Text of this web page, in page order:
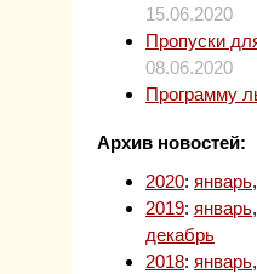
15.06.2020
Пропуски
08.06.2020
Программу
Архив новостей:
2020: январь,
2019: январь,
декабрь
2018: январь,